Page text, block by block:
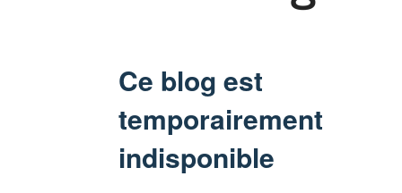
Ce blog est
temporairement
indisponible